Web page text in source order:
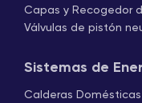
Capas y Recogedor
Válvulas de pistón
Sistemas de
Calderas